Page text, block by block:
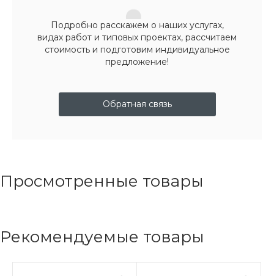
Подробно расскажем о наших услугах,
видах работ и типовых проектах, рассчитаем
стоимость и подготовим индивидуальное
предложение!
Обратная связь
Просмотренные товары
Рекомендуемые товары